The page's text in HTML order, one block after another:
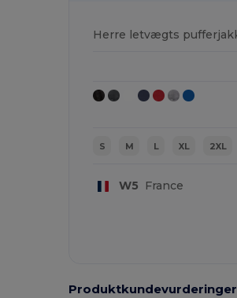
S M L XL 2XL
W5 France
Produktkundevurderinger